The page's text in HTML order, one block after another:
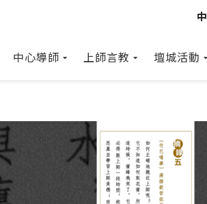
中
中心導師 上師言教 壇城活動